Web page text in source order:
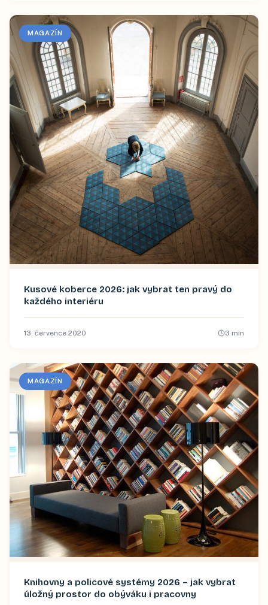
MAGAZÍN
Kusové koberce 2026: jak vybrat ten pravý do
každého interiéru
13. července 2020 3 min
MAGAZÍN
Knihovny a policové systémy 2026 – jak vybrat
úložný prostor do obýváku i pracovny